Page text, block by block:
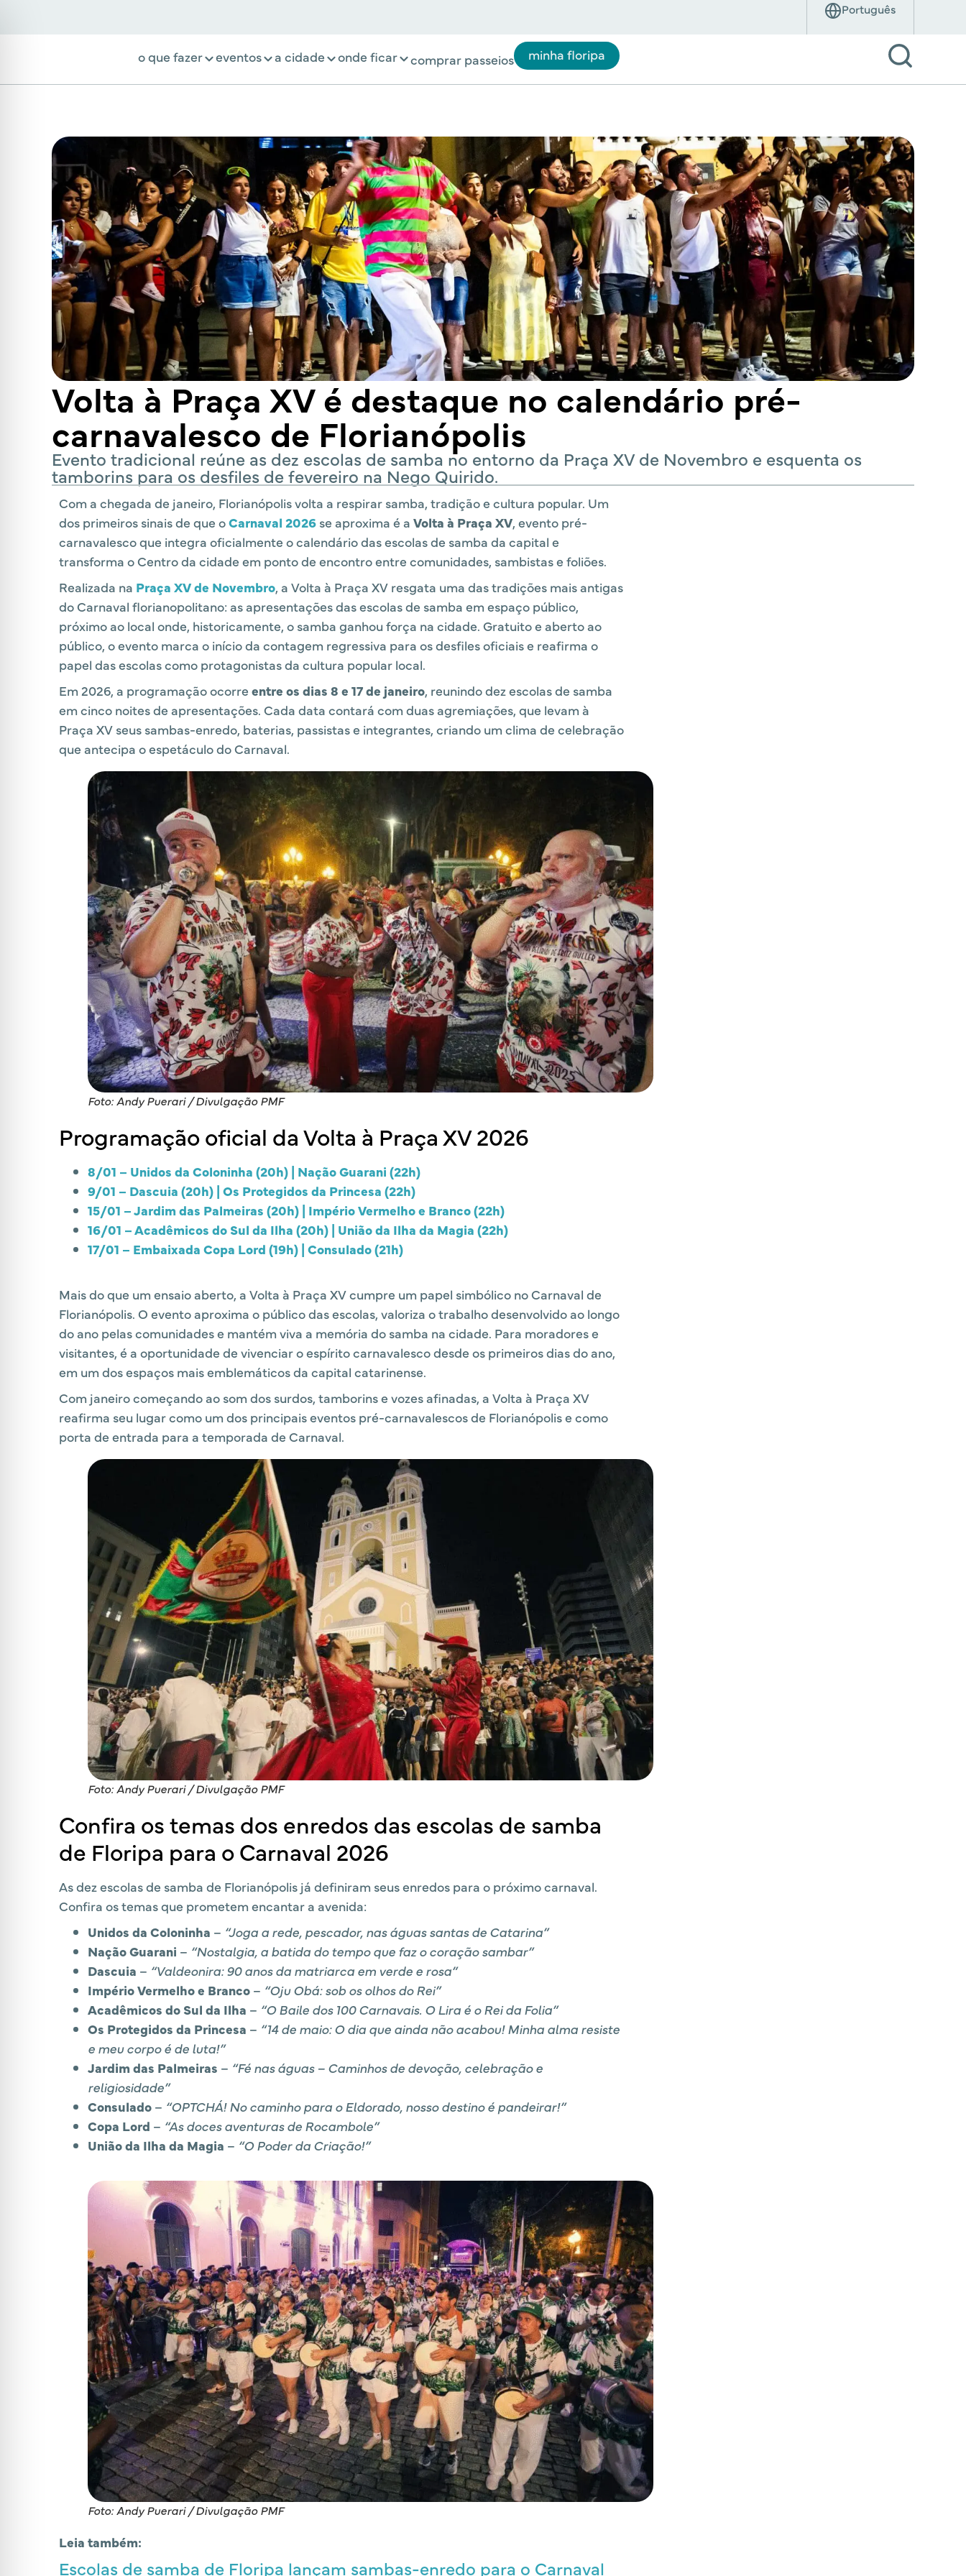
o que fazer eventos a cidade onde ficar comprar passeios minha floripa
Volta à Praça XV é destaque no calendário pré-
carnavalesco de Florianópolis
Evento tradicional reúne as dez escolas de samba no entorno da Praça XV de Novembro e esquenta os
tamborins para os desfiles de fevereiro na Nego Quirido.
Com a chegada de janeiro, Florianópolis volta a respirar samba, tradição e cultura popular. Um
dos primeiros sinais de que oCarnaval 2026 se aproxima é a Volta à Praça XV, evento pré-
carnavalesco que integra oficialmente o calendário das escolas de samba da capital e
transforma o Centro da cidade em ponto de encontro entre comunidades, sambistas e foliões.
Realizada na Praça XV de Novembro, a Volta à Praça XV resgata uma das tradições mais antigas
do Carnaval florianopolitano: as apresentações das escolas de samba em espaço público,
próximo ao local onde, historicamente, o samba ganhou força na cidade. Gratuito e aberto ao
público, o evento marca o início da contagem regressiva para os desfiles oficiais e reafirma o
papel das escolas como protagonistas da cultura popular local.
Em 2026, a programação ocorre entre os dias 8 e 17 de janeiro, reunindo dez escolas de samba
em cinco noites de apresentações. Cada data contará com duas agremiações, que levam à
Praça XV seus sambas-enredo, baterias, passistas e integrantes, criando um clima de celebração
que antecipa o espetáculo do Carnaval.
Foto: Andy Puerari / Divulgação PMF
Programação oficial da Volta à Praça XV 2026
8/01 – Unidos da Coloninha (20h) | Nação Guarani (22h)
9/01 – Dascuia (20h) | Os Protegidos da Princesa (22h)
15/01 – Jardim das Palmeiras (20h) | Império Vermelho e Branco (22h)
16/01 – Acadêmicos do Sul da Ilha (20h) | União da Ilha da Magia (22h)
17/01 – Embaixada Copa Lord (19h) | Consulado (21h)
Mais do que um ensaio aberto, a Volta à Praça XV cumpre um papel simbólico no Carnaval de
Florianópolis. O evento aproxima o público das escolas, valoriza o trabalho desenvolvido ao longo
do ano pelas comunidades e mantém viva a memória do samba na cidade. Para moradores e
visitantes, é a oportunidade de vivenciar o espírito carnavalesco desde os primeiros dias do ano,
em um dos espaços mais emblemáticos da capital catarinense.
Com janeiro começando ao som dos surdos, tamborins e vozes afinadas, a Volta à Praça XV
reafirma seu lugar como um dos principais eventos pré-carnavalescos de Florianópolis e como
porta de entrada para a temporada de Carnaval.
Foto: Andy Puerari / Divulgação PMF
Confira os temas dos enredos das escolas de samba
de Floripa para o Carnaval 2026
As dez escolas de samba de Florianópolis já definiram seus enredos para o próximo carnaval.
Confira os temas que prometem encantar a avenida:
Unidos da Coloninha – “Joga a rede, pescador, nas águas santas de Catarina”
Nação Guarani – “Nostalgia, a batida do tempo que faz o coração sambar”
Dascuia – “Valdeonira: 90 anos da matriarca em verde e rosa”
Império Vermelho e Branco – “Oju Obá: sob os olhos do Rei”
Acadêmicos do Sul da Ilha – “O Baile dos 100 Carnavais. O Lira é o Rei da Folia”
Os Protegidos da Princesa – “14 de maio: O dia que ainda não acabou! Minha alma resiste
e meu corpo é de luta!”
Jardim das Palmeiras – “Fé nas águas – Caminhos de devoção, celebração e
religiosidade”
Consulado – “OPTCHÁ! No caminho para o Eldorado, nosso destino é pandeirar!”
Copa Lord – “As doces aventuras de Rocambole”
União da Ilha da Magia – “O Poder da Criação!”
Foto: Andy Puerari / Divulgação PMF
Leia também:
Escolas de samba de Floripa lançam sambas-enredo para o Carnaval